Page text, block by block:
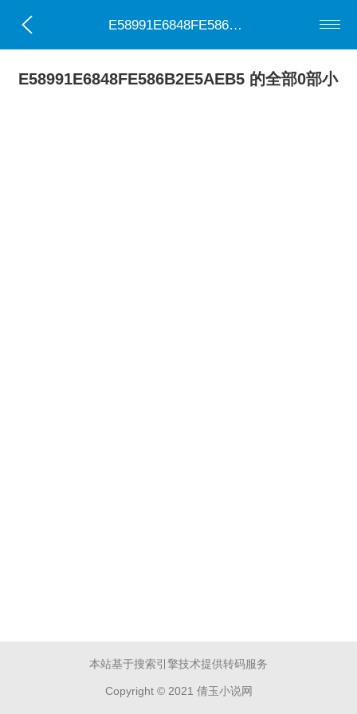
E58991E6848FE586B2E5AEB5
E58991E6848FE586B2E5AEB5 的全部0部小
本站基于搜索引擎技术提供转码服务
Copyright © 2021 倩玉小说网